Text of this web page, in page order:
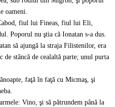
oameni.
fiul lui Fineas, fiul lui Eli,
Poporul nu ştia că Ionatan s-a dus.
să ajungă la straja Filistenilor, era
de stâncă de cealaltă parte; unul purta
faţă în faţă cu Micmaş, şi
Vino, şi să pătrundem până la